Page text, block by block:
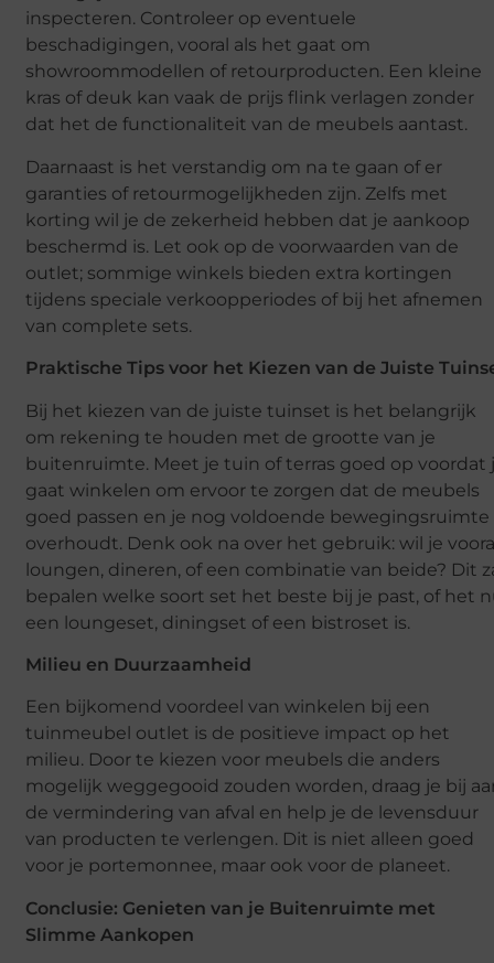
inspecteren. Controleer op eventuele
beschadigingen, vooral als het gaat om
showroommodellen of retourproducten. Een kleine
kras of deuk kan vaak de prijs flink verlagen zonder
dat het de functionaliteit van de meubels aantast.
Daarnaast is het verstandig om na te gaan of er
garanties of retourmogelijkheden zijn. Zelfs met
korting wil je de zekerheid hebben dat je aankoop
beschermd is. Let ook op de voorwaarden van de
outlet; sommige winkels bieden extra kortingen
tijdens speciale verkoopperiodes of bij het afnemen
van complete sets.
Praktische Tips voor het Kiezen van de Juiste
Bij het kiezen van de juiste tuinset is het belangrijk
om rekening te houden met de grootte van je
buitenruimte. Meet je tuin of terras goed op voordat
gaat winkelen om ervoor te zorgen dat de meubels
goed passen en je nog voldoende bewegingsruimte
overhoudt. Denk ook na over het gebruik: wil je
loungen, dineren, of een combinatie van beide? Dit
bepalen welke soort set het beste bij je past, of het
een loungeset, diningset of een bistroset is.
Milieu en Duurzaamheid
Een bijkomend voordeel van winkelen bij een
tuinmeubel outlet is de positieve impact op het
milieu. Door te kiezen voor meubels die anders
mogelijk weggegooid zouden worden, draag je bij
de vermindering van afval en help je de levensduur
van producten te verlengen. Dit is niet alleen goed
voor je portemonnee, maar ook voor de planeet.
Conclusie: Genieten van je Buitenruimte met
Slimme Aankopen